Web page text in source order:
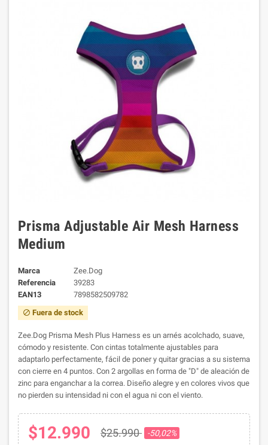
Prisma Adjustable Air Mesh Harness
Medium
Marca
Zee.Dog
Referencia
39283
EAN13
7898582509782
block Fuera de stock
Zee.Dog Prisma Mesh Plus Harness es un arnés acolchado, suave,
cómodo y resistente. Con cintas totalmente ajustables para
adaptarlo perfectamente, fácil de poner y quitar gracias a su sistema
con cierre en 4 puntos. Con 2 argollas en forma de "D" de aleación de
zinc para enganchar a la correa. Diseño alegre y en colores vivos que
no pierden su intensidad ni con el agua ni con el viento.
$12.990 $25.990 -50,02%